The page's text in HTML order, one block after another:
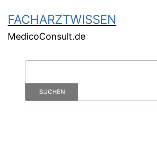
FACHARZTWISSEN
MedicoConsult.de